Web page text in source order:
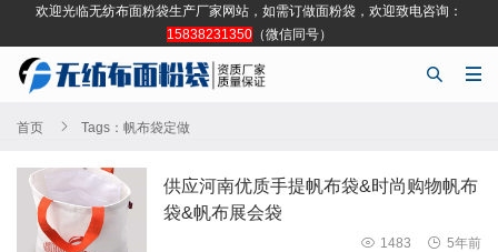
欢迎光临无纺布面粉袋生产厂家网站，如需订做面粉袋，欢迎致电咨询：
15838231350（微信同号）


首页  Tags：帆布袋定做
供应河南优质手提帆布袋&时尚购物帆布
袋&帆布展会袋
 1483  5年前